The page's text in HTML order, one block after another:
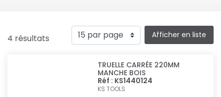
4 résultats Afficher en liste
TRUELLE CARRÉE 220MM
MANCHE BOIS
Réf : KS1440124
KS TOOLS